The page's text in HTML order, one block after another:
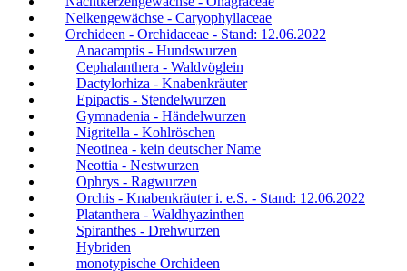
Nelkengewächse - Caryophyllaceae
Orchideen - Orchidaceae - Stand: 12.06.2022
Anacamptis - Hundswurzen
Cephalanthera - Waldvöglein
Dactylorhiza - Knabenkräuter
Epipactis - Stendelwurzen
Gymnadenia - Händelwurzen
Nigritella - Kohlröschen
Neotinea - kein deutscher Name
Neottia - Nestwurzen
Ophrys - Ragwurzen
Orchis - Knabenkräuter i. e.S. - Stand: 12.06.2022
Platanthera - Waldhyazinthen
Spiranthes - Drehwurzen
Hybriden
monotypische Orchideen